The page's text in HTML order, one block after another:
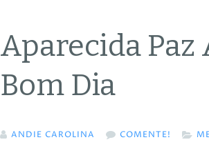
Aparecida
Bom Dia
ANDIE CAROLINA COMENTE!